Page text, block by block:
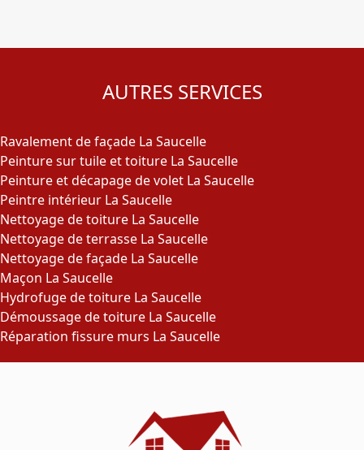
AUTRES SERVICES
Ravalement de façade La Saucelle
Peinture sur tuile et toiture La Saucelle
Peinture et décapage de volet La Saucelle
Peintre intérieur La Saucelle
Nettoyage de toiture La Saucelle
Nettoyage de terrasse La Saucelle
Nettoyage de façade La Saucelle
Maçon La Saucelle
Hydrofuge de toiture La Saucelle
Démoussage de toiture La Saucelle
Réparation fissure murs La Saucelle